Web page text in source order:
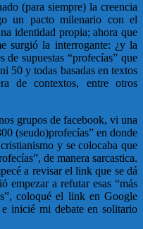
(para siempre) la creencia
un pacto milenario con el
identidad propia; ahora que
surgió la interrogante: ¿y la
de supuestas “profecías” que
50 y todas basadas en textos
de contextos, entre otros
grupos de facebook, vi una
(seudo)profecías” en donde
y se colocaba que
de manera sarcastica.
a revisar el link que se dá
empezar a refutar esas “más
coloqué el link en Google
inicié mi debate en solitario